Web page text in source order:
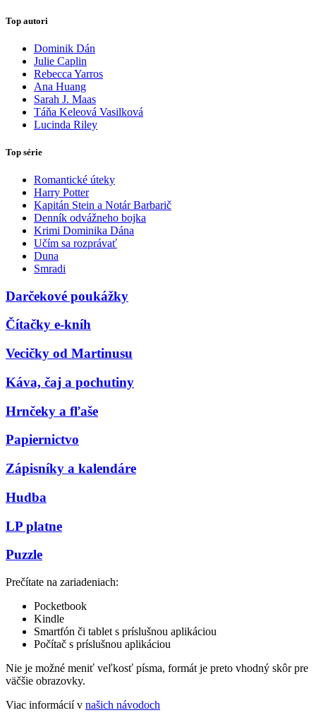
Top autori
Dominik Dán
Julie Caplin
Rebecca Yarros
Ana Huang
Sarah J. Maas
Táňa Keleová Vasilková
Lucinda Riley
Top série
Romantické úteky
Harry Potter
Kapitán Stein a Notár Barbarič
Denník odvážneho bojka
Krimi Dominika Dána
Učím sa rozprávať
Duna
Smradi
Darčekové poukážky
Čítačky e-kníh
Vecičky od Martinusu
Káva, čaj a pochutiny
Hrnčeky a fľaše
Papiernictvo
Zápisníky a kalendáre
Hudba
LP platne
Puzzle
Prečítate na zariadeniach:
Pocketbook
Kindle
Smartfón či tablet s príslušnou aplikáciou
Počítač s príslušnou aplikáciou
Nie je možné meniť veľkosť písma, formát je preto vhodný skôr pre
väčšie obrazovky.
Viac informácií v našich návodoch